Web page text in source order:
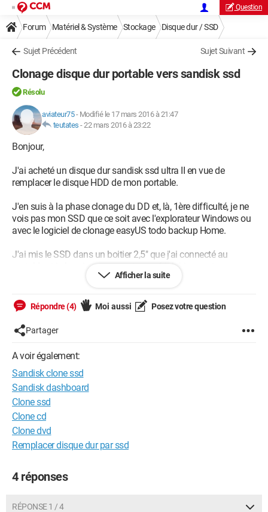
Question
Forum Matériel & Système Stockage Disque dur / SSD
Sujet Précédent Sujet Suivant
Clonage disque dur portable vers sandisk ssd
Résolu
aviateur75- Modifié le 17 mars 2016 à 21:47
teutates -22 mars 2016 à 23:22
Bonjour,
J'ai acheté un disque dur sandisk ssd ultra II en vue de
remplacer le disque HDD de mon portable.
J'en suis à la phase clonage du DD et, là, 1ère difficulté, je ne
vois pas mon SSD que ce soit avec l'explorateur Windows ou
avec le logiciel de clonage easyUS todo backup Home.
J'ai mis le SSD dans un boitier 2,5" que j'ai connecté au
portable et je le vois en passant par périphériques et
Cela inspire-t-il qqchose à qq'un ?
Merci par avance.
Afficher la suite
Répondre (4) Moi aussi Posez votre question
Partager
A voir également:
Sandisk clone ssd
Sandisk dashboard
Clone ssd
Clone cd
Clone dvd
Remplacer disque dur par ssd
4 réponses
RÉPONSE 1 / 4